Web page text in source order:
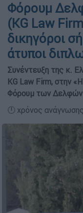
Φόρουμ
(KG Law
δικηγόροι
άτυποι
Συνέντευξη της κ.
KG Law Firm, στην
Φόρουμ των Δελφών
🕛 χρόνος